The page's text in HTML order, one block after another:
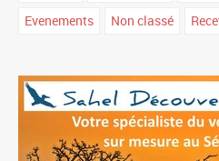
Evenements
Non classé